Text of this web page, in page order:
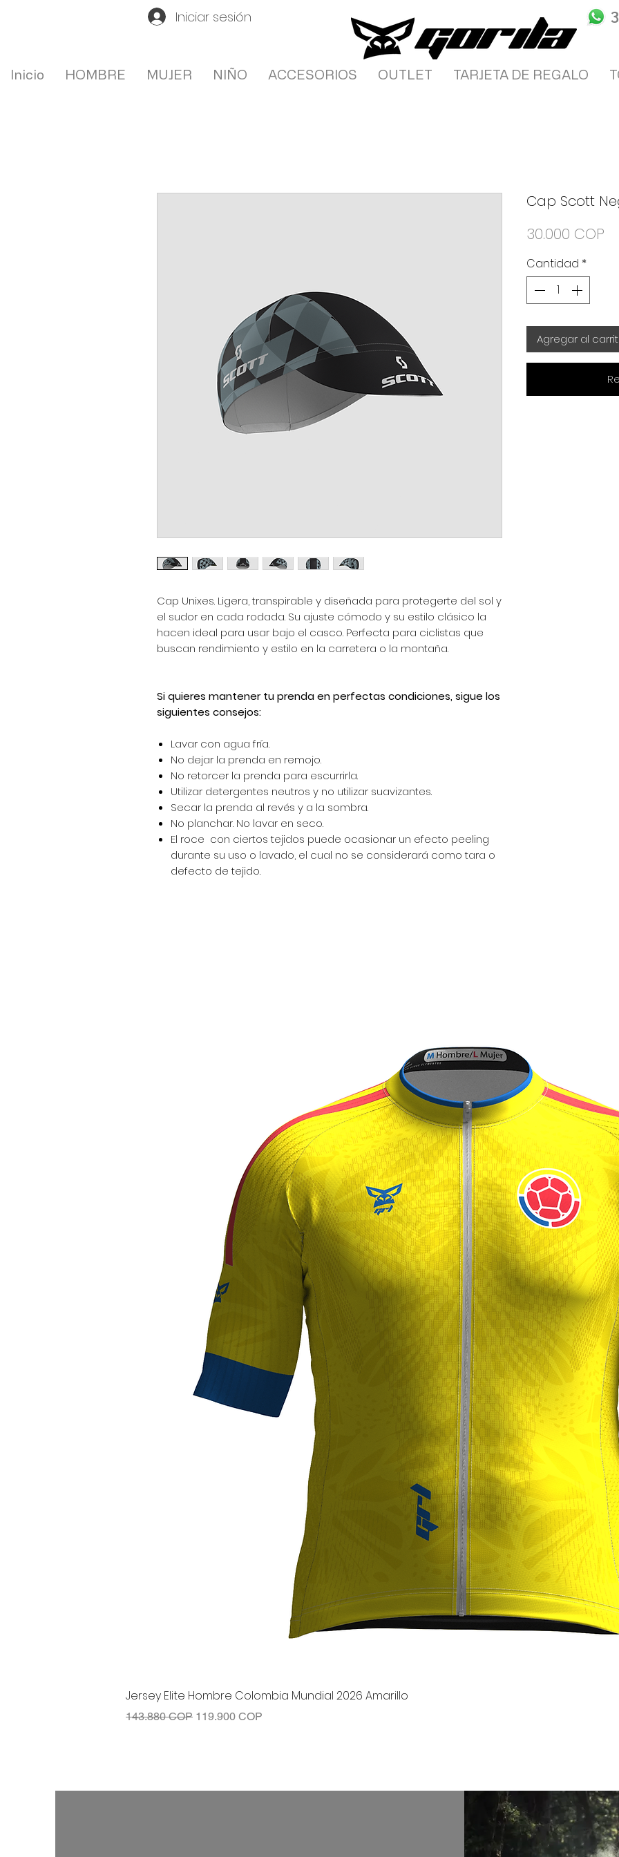
Iniciar sesión
Inicio HOMBRE MUJER NIÑO ACCESORIOS OUTLET TARJETA DE REGALO
Cap Unixes. Ligera, transpirable y diseñada para protegerte del sol y
el sudor en cada rodada. Su ajuste cómodo y su estilo clásico la
hacen ideal para usar bajo el casco. Perfecta para ciclistas que
buscan rendimiento y estilo en la carretera o la montaña.
Si quieres mantener tu prenda en perfectas condiciones, sigue los
siguientes consejos:
Lavar con agua fría.
No dejar la prenda en remojo.
No retorcer la prenda para escurrirla.
Utilizar detergentes neutros y no utilizar suavizantes.
Secar la prenda al revés y a la sombra.
No planchar. No lavar en seco.
El roce con ciertos tejidos puede ocasionar un efecto peeling
durante su uso o lavado, el cual no se considerará como tara o
defecto de tejido.
Cap Scott
30.000 COP
Cantidad *
Agregar al
Jersey Elite Hombre Colombia Mundial 2026 Amarillo
Precio
143.880 COP Precio de oferta
119.900 COP